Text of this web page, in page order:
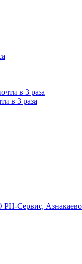
в 3 раза
Сервис, Азнакаево